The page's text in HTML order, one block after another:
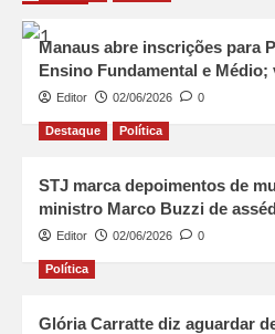
Manaus abre inscrições para
Ensino Fundamental e
Editor 02/06/2026 0
Destaque Política
STJ marca depoimentos de
ministro Marco Buzzi de
Editor 02/06/2026 0
Política
Glória Carratte diz aguardar